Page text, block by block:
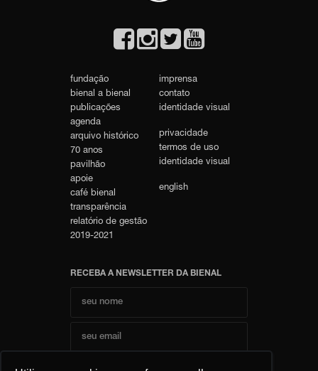
fundação
bienal a bienal
publicações
agenda
arquivo histórico
70 anos
pavilhão
apoie
café bienal
transparência
relatório de gestão
2019-2021
imprensa
contato
identidade visual
privacidade
termos de uso
identidade visual
english
RECEBA A NEWSLETTER DA BIENAL